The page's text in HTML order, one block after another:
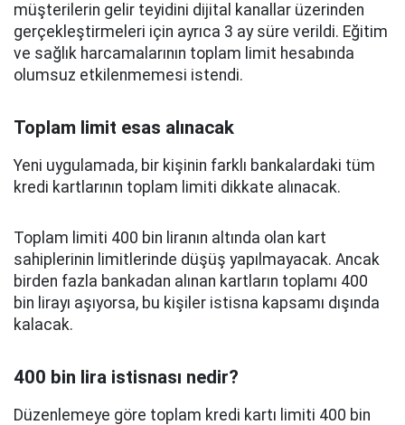
müşterilerin gelir teyidini dijital kanallar üzerinden
gerçekleştirmeleri için ayrıca 3 ay süre verildi. Eğitim
ve sağlık harcamalarının toplam limit hesabında
olumsuz etkilenmemesi istendi.
Toplam limit esas alınacak
Yeni uygulamada, bir kişinin farklı bankalardaki tüm
kredi kartlarının toplam limiti dikkate alınacak.
Toplam limiti 400 bin liranın altında olan kart
sahiplerinin limitlerinde düşüş yapılmayacak. Ancak
birden fazla bankadan alınan kartların toplamı 400
bin lirayı aşıyorsa, bu kişiler istisna kapsamı dışında
kalacak.
400 bin lira istisnası nedir?
Düzenlemeye göre toplam kredi kartı limiti 400 bin